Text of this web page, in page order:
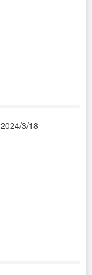
2024/3/18